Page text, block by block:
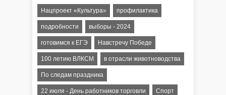
Нацпроект «Культура» профилактика
подробности выборы - 2024
готовимся к ЕГЭ Навстречу Победе
100 летию ВЛКСМ в отрасли животноводства
По следам праздника
22 июля - День работников торговли Спорт